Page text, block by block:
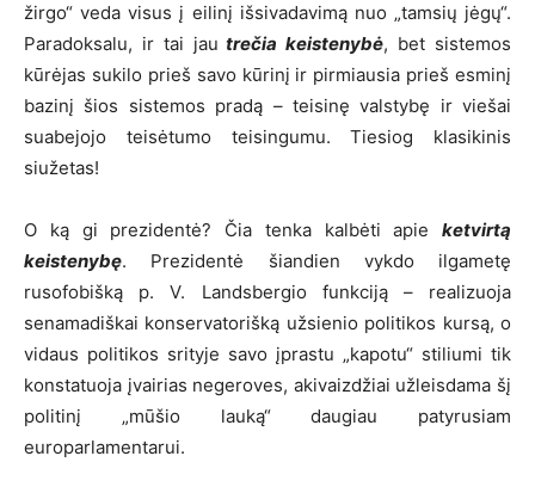
žirgo“ veda visus į eilinį išsivadavimą nuo „tamsių jėgų“.
Paradoksalu, ir tai jau trečia keistenybė, bet sistemos
kūrėjas sukilo prieš savo kūrinį ir pirmiausia prieš esminį
bazinį šios sistemos pradą – teisinę valstybę ir viešai
suabejojo teisėtumo teisingumu. Tiesiog klasikinis
siužetas!
O ką gi prezidentė? Čia tenka kalbėti apie ketvirtą
keistenybę. Prezidentė šiandien vykdo ilgametę
rusofobišką p. V. Landsbergio funkciją – realizuoja
senamadiškai konservatorišką užsienio politikos kursą, o
vidaus politikos srityje savo įprastu „kapotu“ stiliumi tik
konstatuoja įvairias negeroves, akivaizdžiai užleisdama šį
politinį „mūšio lauką“ daugiau patyrusiam
europarlamentarui.